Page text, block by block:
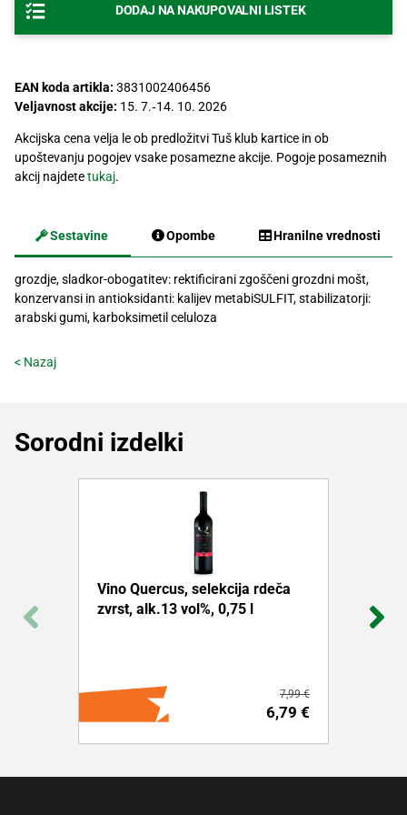
DODAJ NA NAKUPOVALNI LISTEK
EAN koda artikla: 3831002406456
Veljavnost akcije: 15. 7.‐14. 10. 2026
Akcijska cena velja le ob predložitvi Tuš klub kartice in ob
upoštevanju pogojev vsake posamezne akcije. Pogoje posameznih
akcij najdetetukaj.
Sestavine Opombe Hranilne vrednosti
grozdje, sladkor-obogatitev: rektificirani zgoščeni grozdni mošt,
konzervansi in antioksidanti: kalijev metabiSULFIT, stabilizatorji:
arabski gumi, karboksimetil celuloza
< Nazaj
Sorodni izdelki
Vino Quercus, selekcija rdeča
zvrst, alk.13 vol%, 0,75 l
6,79 €
7,99 €